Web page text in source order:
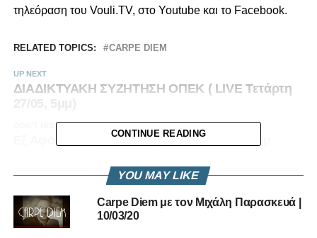
τηλεόραση του Vouli.TV, στο Youtube και το Facebook.
RELATED TOPICS: CARPE DIEM
UP NEXT
ΔΙΑΔΙΚΤΥΑΚΗ ΣΥΖΗΤΗΣΗ ΟΠΕΚ ( LIVE Τετάρτη
DON'T MISS
Εξ Αφορμής | LIVE Δευτέρα 25/5/2020 @ 4μμ
CONTINUE READING
YOU MAY LIKE
Carpe Diem με τον Μιχάλη Παρασκευά |
10/03/20